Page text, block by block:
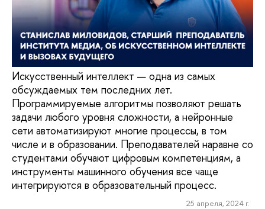
Искусственный интеллект — одна из самых
обсуждаемых тем последних лет.
Программируемые алгоритмы позволяют решать
задачи любого уровня сложности, а нейронные
сети автоматизируют многие процессы, в том
числе и в образовании. Преподавателей наравне со
студентами обучают цифровым компетенциям, а
инструменты машинного обучения все чаще
интегрируются в образовательный процесс.
25 апреля, 2024 г.